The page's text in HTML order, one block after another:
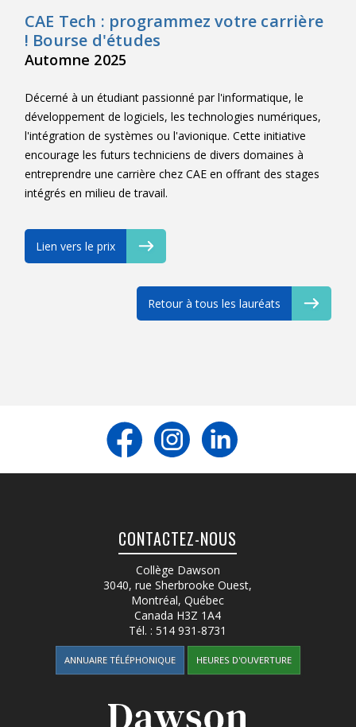
CAE Tech : programmez votre carrière
! Bourse d'études
Automne 2025
Décerné à un étudiant passionné par l'informatique, le
développement de logiciels, les technologies numériques,
l'intégration de systèmes ou l'avionique. Cette initiative
encourage les futurs techniciens de divers domaines à
entreprendre une carrière chez CAE en offrant des stages
intégrés en milieu de travail.
Lien vers le prix
Retour à tous les lauréats
CONTACTEZ-NOUS
Collège Dawson
3040, rue Sherbrooke Ouest,
Montréal, Québec
Canada H3Z 1A4
Tél. :514 931-8731
ANNUAIRE TÉLÉPHONIQUE HEURES D'OUVERTURE